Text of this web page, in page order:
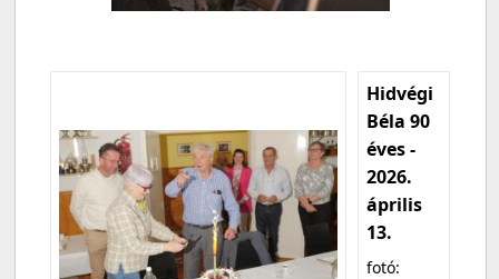
Hidvégi
Béla 90
éves -
2026.
április
13.
fotó: